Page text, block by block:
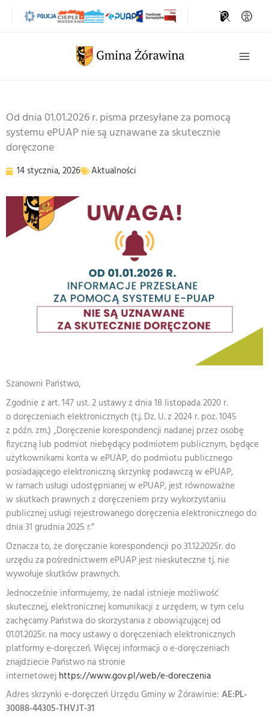
Od dnia 01.01.2026 r. pisma przesyłane za pomocą
systemu ePUAP nie są uznawane za skutecznie
doręczone
14 stycznia, 2026 Aktualności
Szanowni Państwo,
Zgodnie z art. 147 ust. 2 ustawy z dnia 18 listopada 2020 r.
o doręczeniach elektronicznych (t.j. Dz. U. z 2024 r. poz. 1045
z późn. zm.) „Doręczenie korespondencji nadanej przez osobę
fizyczną lub podmiot niebędący podmiotem publicznym, będące
użytkownikami konta w ePUAP, do podmiotu publicznego
posiadającego elektroniczną skrzynkę podawczą w ePUAP,
w ramach usługi udostępnianej w ePUAP, jest równoważne
w skutkach prawnych z doręczeniem przy wykorzystaniu
publicznej usługi rejestrowanego doręczenia elektronicznego do
dnia 31 grudnia 2025 r.”
Oznacza to, że doręczanie korespondencji po 31.12.2025r. do
urzędu za pośrednictwem ePUAP jest nieskuteczne tj. nie
wywołuje skutków prawnych.
Jednocześnie informujemy, że nadal istnieje możliwość
skutecznej, elektronicznej komunikacji z urzędem, w tym celu
zachęcamy Państwa do skorzystania z obowiązującej od
01.01.2025r. na mocy ustawy o doręczeniach elektronicznych
platformy e-doręczeń. Więcej informacji o e-doręczeniach
znajdziecie Państwo na stronie
internetowej https://www.gov.pl/web/e-doreczenia
Adres skrzynki e-doręczeń Urzędu Gminy w Żórawinie: AE:PL-
30088-44305-THVJT-31